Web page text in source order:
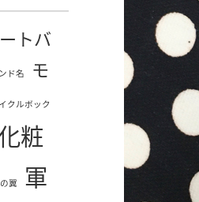
トバ
ド名
モ
クルボック
粧
翼
軍